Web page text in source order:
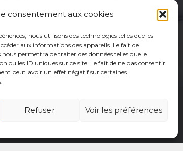
consentement aux cookies
nous utilisons des technologies telles que les
aux informations des appareils. Le fait de
permettra de traiter des données telles que le
ou les ID uniques sur ce site. Le fait de ne pas consentir
peut avoir un effet négatif sur certaines
Refuser Voir les préférences
Actualités Adhérer Contact